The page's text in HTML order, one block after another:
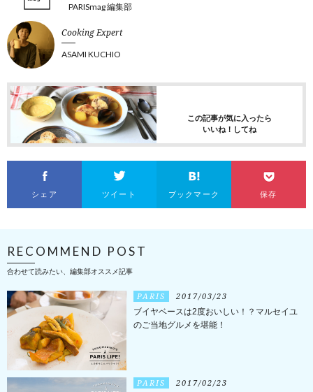
PARISmag 編集部
Cooking Expert
ASAMI KUCHIO
この記事が気に入ったら
いいね！してね
シェア ツイート ブックマーク 保存
RECOMMEND POST
合わせて読みたい、編集部オススメ記事
PARIS 2017/03/23
ブイヤベースは2度おいしい！？マルセイユ
のご当地グルメを堪能！
PARIS 2017/02/23